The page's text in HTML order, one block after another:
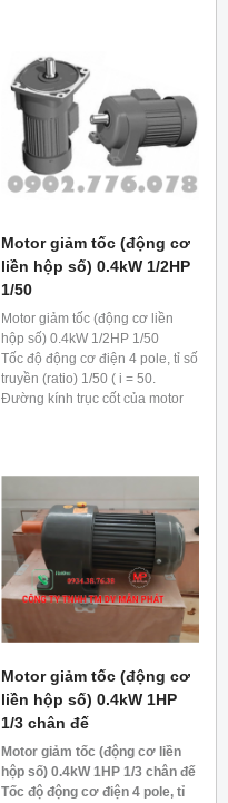
Motor giảm tốc (động cơ
liền hộp số) 0.4kW 1/2HP
1/50
Motor giảm tốc (động cơ liền
hộp số) 0.4kW 1/2HP 1/50
Tốc độ động cơ điện 4 pole, tỉ số
truyền (ratio) 1/50 ( i = 50.
Đường kính trục cốt của motor
Motor giảm tốc (động cơ
liền hộp số) 0.4kW 1HP
1/3 chân đế
Motor giảm tốc (động cơ liền
hộp số) 0.4kW 1HP 1/3 chân đế
Tốc độ động cơ điện 4 pole, tỉ